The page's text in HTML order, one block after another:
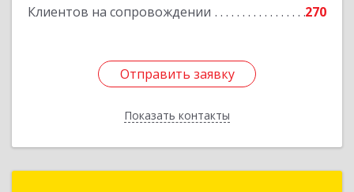
Клиентов на сопровождении 270
Отправить заявку
Показать контакты
Отправить заявку
Назад